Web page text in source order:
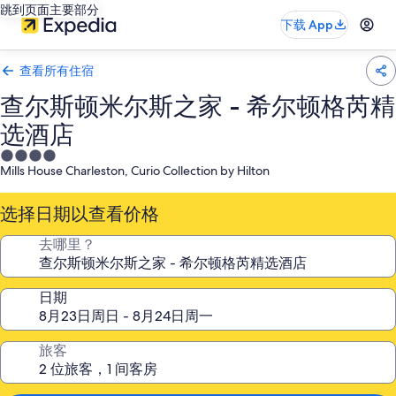
跳到页面主要部分
下载 App
查看所有住宿
查尔斯顿米尔斯之家 - 希尔顿格芮精
选酒店
4.0
星
住
宿
Mills House Charleston, Curio Collection by Hilton
选择日期以查看价格
去哪里？
日期
旅客